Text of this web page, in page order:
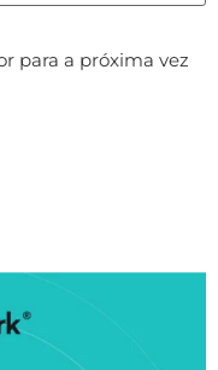
para a próxima vez